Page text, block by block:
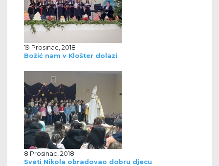
19 Prosinac, 2018
Božić nam v Klošter dolazi
8 Prosinac, 2018
Sveti Nikola obradovao dobru djecu